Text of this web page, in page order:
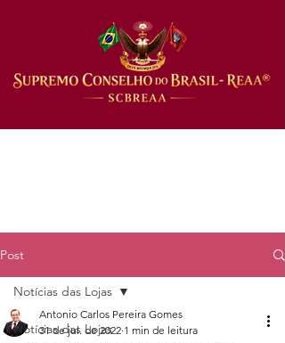
Post
Notícias das Lojas
Notícias das Lojas
Antonio Carlos Pereira Gomes
31 de jul. de 2022 1 min de leitura